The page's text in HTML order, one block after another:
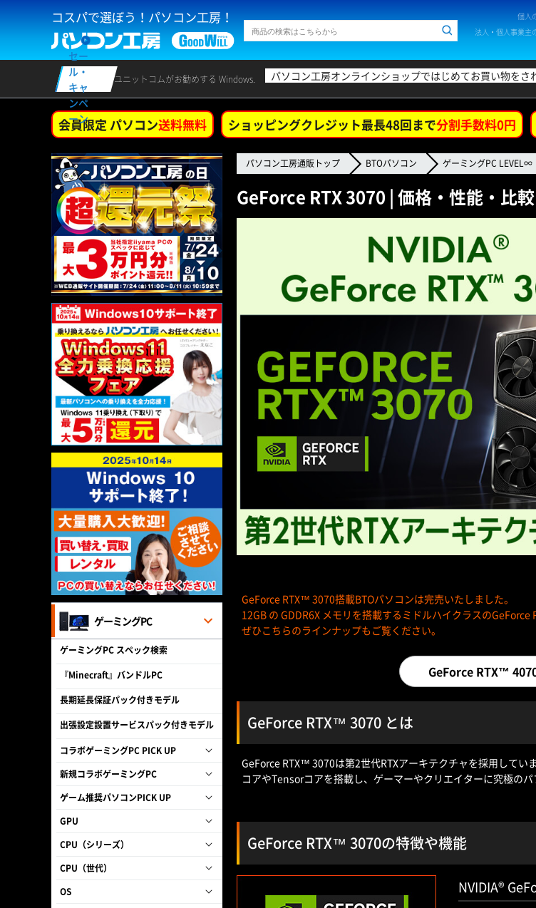
コスパで選ぼう！パソコン工房！ 個人
法人・個人事業主
セー
ル・
キャ
ンペ
ーン
ユニットコムがお勧めする Windows. パソコン工房オンラインショップではじめてお買い物をさ
会員限定 パソコン送料無料 ショッピングクレジット最長48回まで分割手数料0円
パソコン工房通販トップ BTOパソコン ゲーミングPC LEVEL∞
GeForce RTX 3070 | 価格・性能・比較
GeForce RTX™ 3070搭載BTOパソコンは完売いたしました。
12GB の GDDR6X メモリを搭載するミドルハイクラスのGeForce
ぜひこちらのラインナップもご覧ください。
GeForce RTX™
GeForce RTX™ 3070 とは
GeForce RTX™ 3070は第2世代RTXアーキテクチャを採用して
コアやTensorコアを搭載し、ゲーマーやクリエイターに究極のパ
GeForce RTX™ 3070の特徴や機能
NVIDIA®
ゲーミングPC
ゲーミングPC スペック検索
『Minecraft』バンドルPC
長期延長保証パック付きモデル
出張設定設置サービスパック付きモデル
コラボゲーミングPC PICK UP
新規コラボゲーミングPC
ゲーム推奨パソコンPICK UP
GPU
CPU（シリーズ）
CPU（世代）
OS